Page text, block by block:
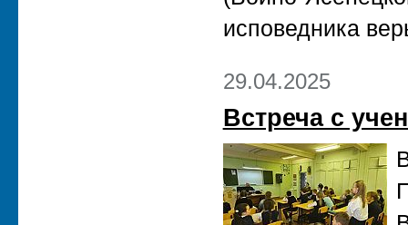
исповедника
29.04.2025
Встреча с